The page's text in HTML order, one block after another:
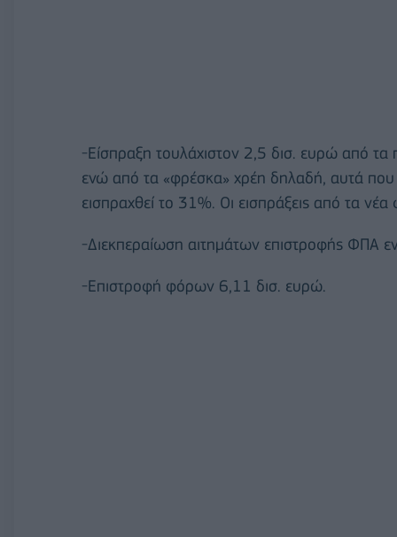
-Είσπραξη τουλάχιστον 2,5 δισ. ευρώ από
ενώ από τα «φρέσκα» χρέη δηλαδή, αυτά που
εισπραχθεί το 31%. Οι εισπράξεις από τα
-Διεκπεραίωση αιτημάτων επιστροφής ΦΠΑ
-Επιστροφή φόρων 6,11 δισ. ευρώ.